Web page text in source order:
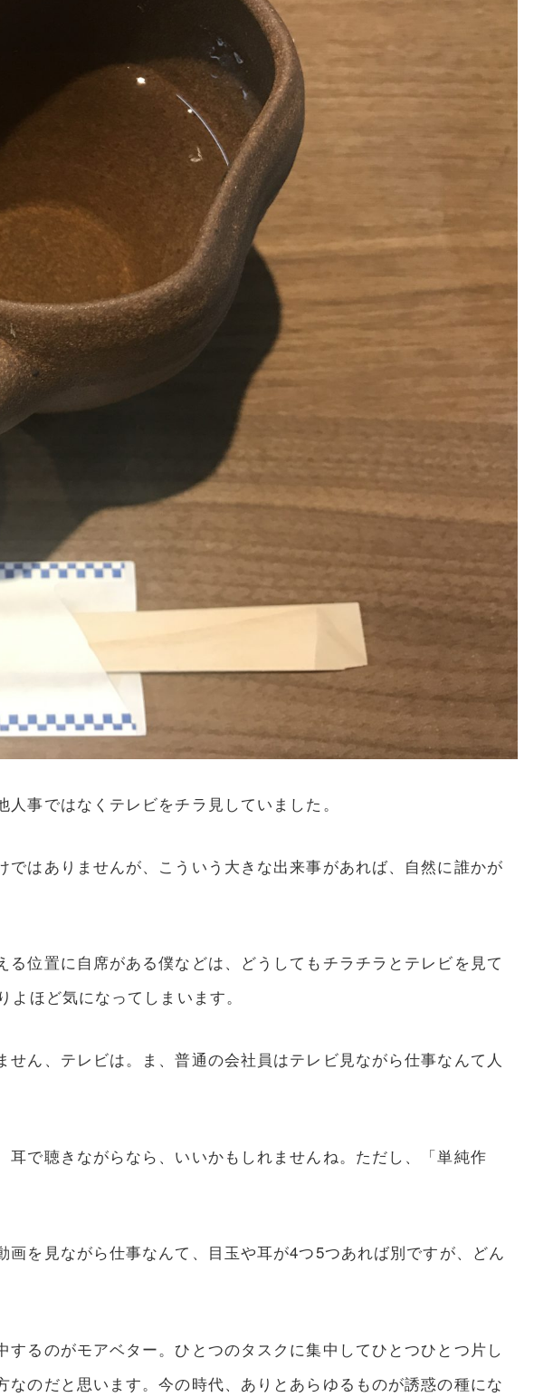
事ではなくテレビをチラ見していました。
はありませんが、こういう大きな出来事があれば、自然に誰かが
位置に自席がある僕などは、どうしてもチラチラとテレビを見て
ほど気になってしまいます。
ん、テレビは。ま、普通の会社員はテレビ見ながら仕事なんて人
で聴きながらなら、いいかもしれませんね。ただし、「単純作
を見ながら仕事なんて、目玉や耳が4つ5つあれば別ですが、どん
るのがモアベター。ひとつのタスクに集中してひとつひとつ片し
のだと思います。今の時代、ありとあらゆるものが誘惑の種にな